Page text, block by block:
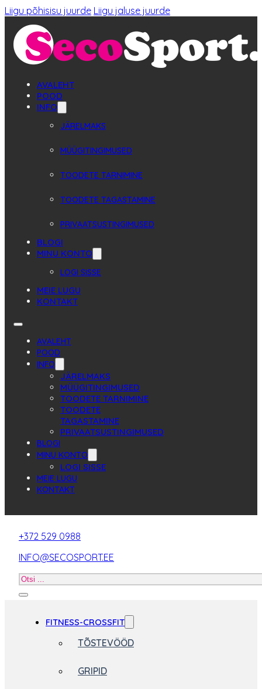
Liigu põhisisu juurde Liigu jaluse juurde
AVALEHT
POOD
INFO
JÄRELMAKS
MÜÜGITINGIMUSED
TOODETE TARNIMINE
TOODETE TAGASTAMINE
PRIVAATSUSTINGIMUSED
BLOGI
MINU KONTO
LOGI SISSE
MEIE LUGU
KONTAKT
AVALEHT
POOD
INFO
JÄRELMAKS
MÜÜGITINGIMUSED
TOODETE TARNIMINE
TOODETE
TAGASTAMINE
PRIVAATSUSTINGIMUSED
BLOGI
MINU KONTO
LOGI SISSE
MEIE LUGU
KONTAKT
+372 529 0988
INFO@SECOSPORT.EE
Otsi
FITNESS-CROSSFIT
TÕSTEVÖÖD
GRIPID